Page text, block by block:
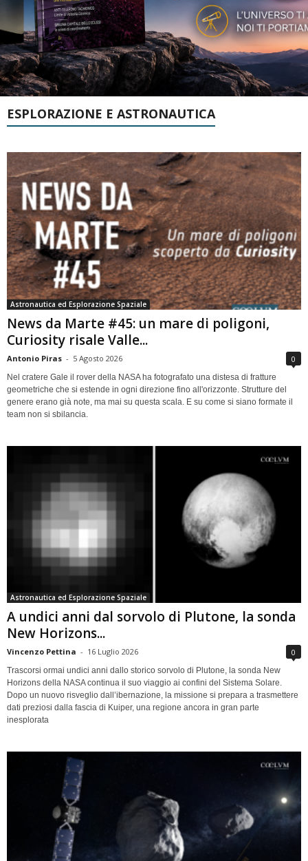
ESPLORAZIONE E ASTRONAUTICA
Astronautica ed Esplorazione Spaziale
News da Marte #45: un mare di poligoni,
Curiosity risale Valle...
Antonio Piras - 5 Agosto 2026 0
Nel cratere Gale il rover della NASA ha fotografato una distesa di fratture
geometriche che si estende in ogni direzione fino all'orizzonte. Strutture del
genere erano già note, ma mai su questa scala. E su come si siano formate il
team non si sbilancia.
Astronautica ed Esplorazione Spaziale
A undici anni dal sorvolo di Plutone, la sonda
New Horizons...
Vincenzo Pettina - 16 Luglio 2026 0
Trascorsi ormai undici anni dallo storico sorvolo di Plutone, la sonda New
Horizons della NASA continua il suo viaggio ai confini del Sistema Solare.
Dopo un nuovo risveglio dall’ibernazione, la missione si prepara a trasmettere
dati preziosi dalla fascia di Kuiper, una regione ancora in gran parte
inesplorata